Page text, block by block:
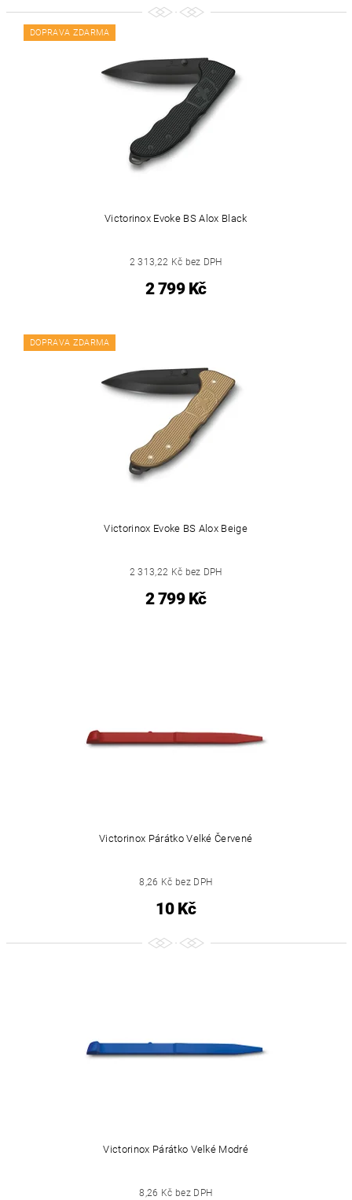
DOPRAVA ZDARMA
Victorinox Evoke BS Alox Black
2 313,22 Kč bez DPH
2 799 Kč
DOPRAVA ZDARMA
Victorinox Evoke BS Alox Beige
2 313,22 Kč bez DPH
2 799 Kč
Victorinox Párátko Velké Červené
8,26 Kč bez DPH
10 Kč
Victorinox Párátko Velké Modré
8,26 Kč bez DPH